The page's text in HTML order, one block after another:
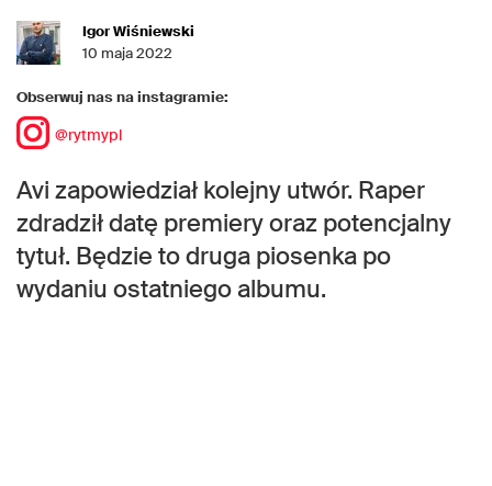
Igor Wiśniewski
10 maja 2022
Obserwuj nas na instagramie:
@rytmypl
Avi zapowiedział kolejny utwór. Raper
zdradził datę premiery oraz potencjalny
tytuł. Będzie to druga piosenka po
wydaniu ostatniego albumu.